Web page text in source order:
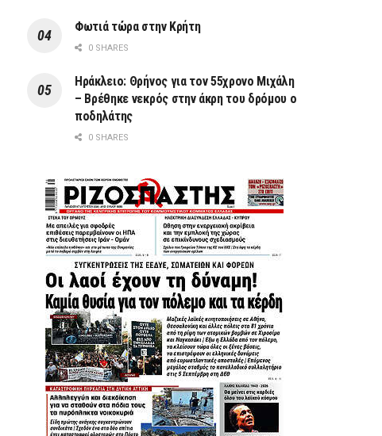
Φωτιά τώρα στην Κρήτη
0 SHARES
Ηράκλειο: Θρήνος για τον 55χρονο Μιχάλη
– Βρέθηκε νεκρός στην άκρη του δρόμου ο
ποδηλάτης
0 SHARES